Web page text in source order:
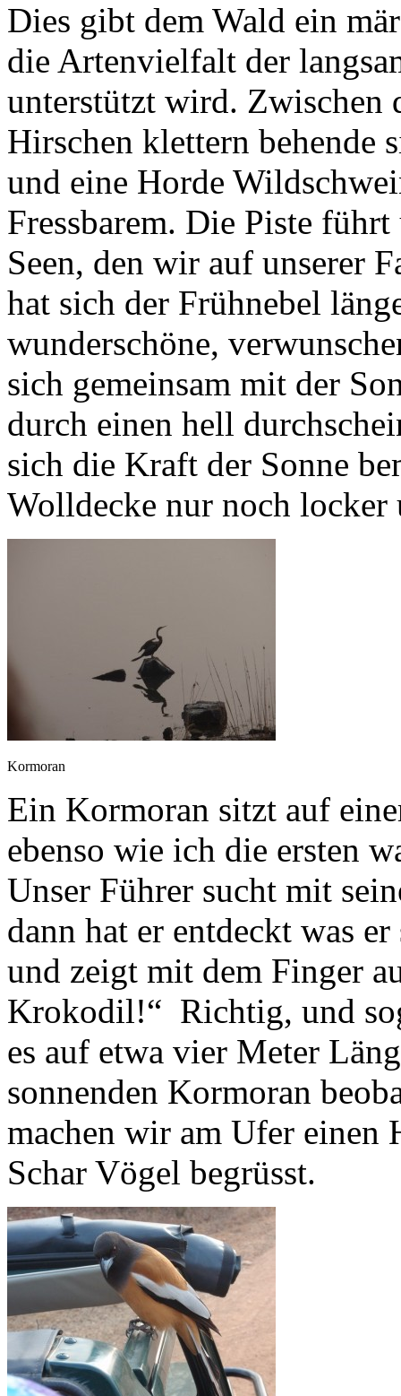
Dies gibt dem Wald ein
die Artenvielfalt der
unterstützt wird. Zwischen
Hirschen klettern behende
und eine Horde
Fressbarem. Die Piste
Seen, den wir auf unserer
hat sich der Frühnebel
wunderschöne,
sich gemeinsam mit der
durch einen hell
sich die Kraft der Sonne
Wolldecke nur noch locker
Kormoran
Ein Kormoran sitzt auf
ebenso wie ich die ersten
Unser Führer sucht mit
dann hat er entdeckt was
und zeigt mit dem Finger
Krokodil!“ Richtig, und
es auf etwa vier Meter
sonnenden Kormoran
machen wir am Ufer einen
Schar Vögel begrüsst.